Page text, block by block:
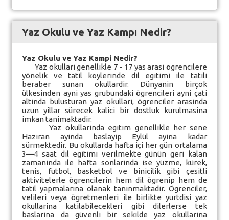
Yaz Okulu ve Yaz Kampı Nedir?
Yaz Okulu ve Yaz Kampi Nedir?
Yaz okullari genellikle 7 - 17 yas arasi ögrencilere
yönelik ve tatil köylerinde dil egitimi ile tatili
beraber sunan okullardir. Dünyanin birçok
ülkesinden ayni yas grubundaki ögrencileri ayni çati
altinda bulusturan yaz okullari, ögrenciler arasinda
uzun yillar sürecek kalici bir dostluk kurulmasina
imkan tanimaktadir.
Yaz okullarinda egitim genellikle her sene
Haziran ayinda baslayip Eylül ayina kadar
sürmektedir. Bu okullarda hafta içi her gün ortalama
3—4 saat dil egitimi verilmekte günün geri kalan
zamaninda ile hafta sonlarinda ise yüzme, kürek,
tenis, futbol, basketbol ve binicilik gibi çesitli
aktivitelerle ögrencilerin hem dil ögrenip hem de
tatil yapmalarina olanak taninmaktadir. Ögrenciler,
velileri veya ögretmenleri ile birlikte yurtdisi yaz
okullarina katilabilecekleri gibi dilerlerse tek
baslarina da güvenli bir sekilde yaz okullarina